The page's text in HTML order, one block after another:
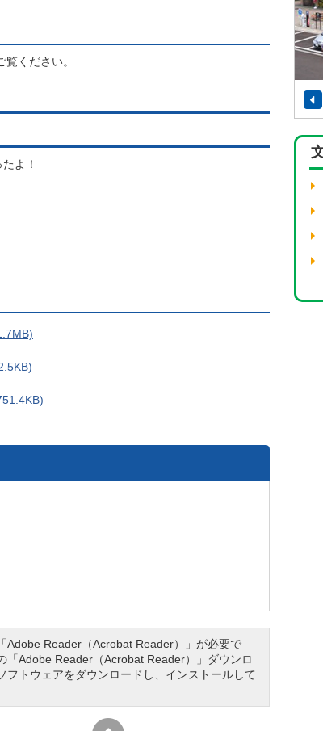
ください。
よ！
Adobe Reader（Acrobat Reader）」が必要で
「Adobe Reader（Acrobat Reader）」ダウンロ
フトウェアをダウンロードし、インストールして